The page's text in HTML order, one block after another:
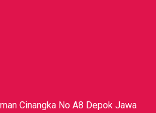
Cinangka No A8 Depok Jawa